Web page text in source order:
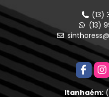
(13)
(13)
Itanhaém: